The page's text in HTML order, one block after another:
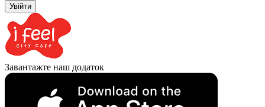
Увійти
Завантажте наш додаток